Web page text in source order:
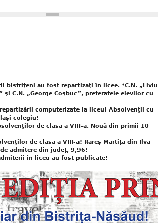
bistriţeni au fost repartizaţi în licee. *C.N. „Liviu
şi C.N. „George Coşbuc”, preferatele elevilor cu
computerizate la liceu! Absolvenţii cu
colegiu!
de clasa a VIII-a. Nouă din primii 10
de clasa a VIII-a! Rareș Martița din Ilva
de admitere din județ, 9,96!
în liceu au fost publicate!